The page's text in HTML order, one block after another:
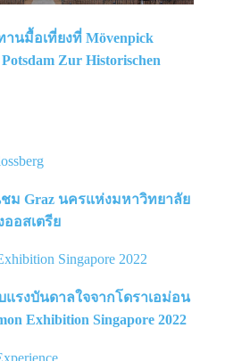
านมื้อเที่ยงที่ Mövenpick
Zur Historischen
ชม Graz นครแห่งมหาวิทยาลัย
อสเตรีย
รงบันดาลใจจากโดราเอม่อน
Exhibition Singapore 2022